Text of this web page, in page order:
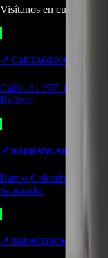
Visítanos en cualquiera
📍 CARTAGENA
Calle. 31 #57-106. CC
Bolívar
📍 BARRANCABERMEJA
Barrio Colombia, Cl. 49
Santander
📍AGUACHICAOUTLET